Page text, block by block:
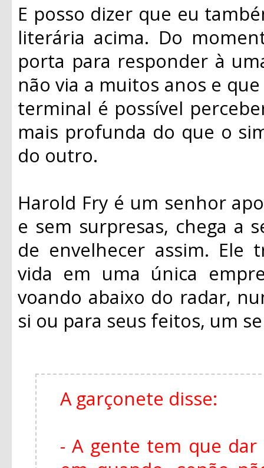
E posso dizer que eu
literária acima. Do
porta para responder à
não via a muitos anos e
terminal é possível
mais profunda do que o
do outro.
Harold Fry é um senhor
e sem surpresas, chega a
de envelhecer assim. Ele
vida em uma única
voando abaixo do radar,
si ou para seus feitos, um
A garçonete disse:
- A gente tem que